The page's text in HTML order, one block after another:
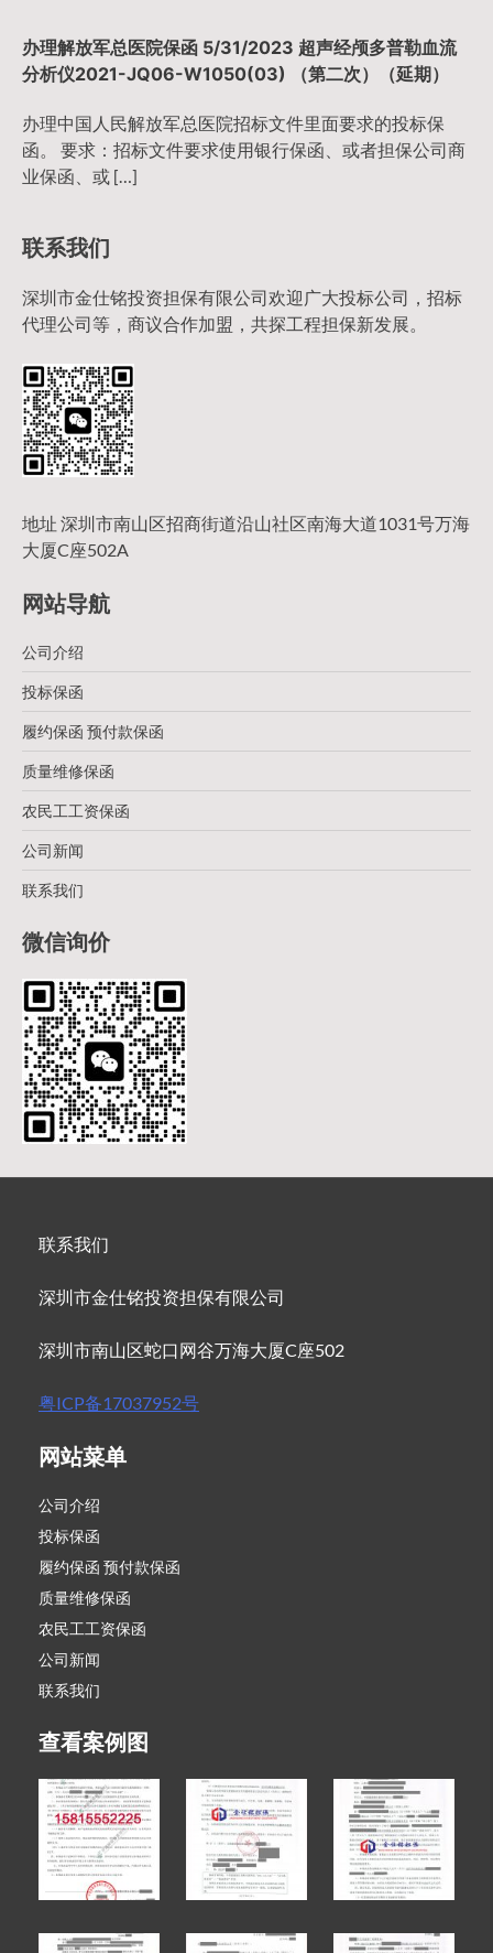
办理解放军总医院保函 5/31/2023 超声经颅多普勒血流
分析仪2021-JQ06-W1050(03) （第二次）（延期）
办理中国人民解放军总医院招标文件里面要求的投标保
函。 要求：招标文件要求使用银行保函、或者担保公司商
业保函、或 […]
联系我们
深圳市金仕铭投资担保有限公司欢迎广大投标公司，招标
代理公司等，商议合作加盟，共探工程担保新发展。
地址 深圳市南山区招商街道沿山社区南海大道1031号万海
大厦C座502A
网站导航
公司介绍
投标保函
履约保函 预付款保函
质量维修保函
农民工工资保函
公司新闻
联系我们
微信询价
联系我们
深圳市金仕铭投资担保有限公司
深圳市南山区蛇口网谷万海大厦C座502
粤ICP备17037952号
网站菜单
公司介绍
投标保函
履约保函 预付款保函
质量维修保函
农民工工资保函
公司新闻
联系我们
查看案例图